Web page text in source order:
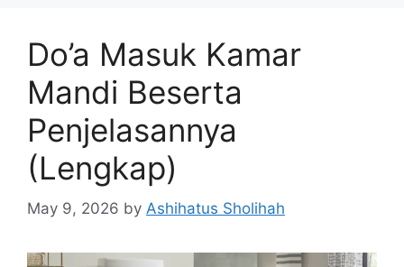
Do’a Masuk Kamar
Mandi Beserta
Penjelasannya
(Lengkap)
May 9, 2026 by Ashihatus Sholihah